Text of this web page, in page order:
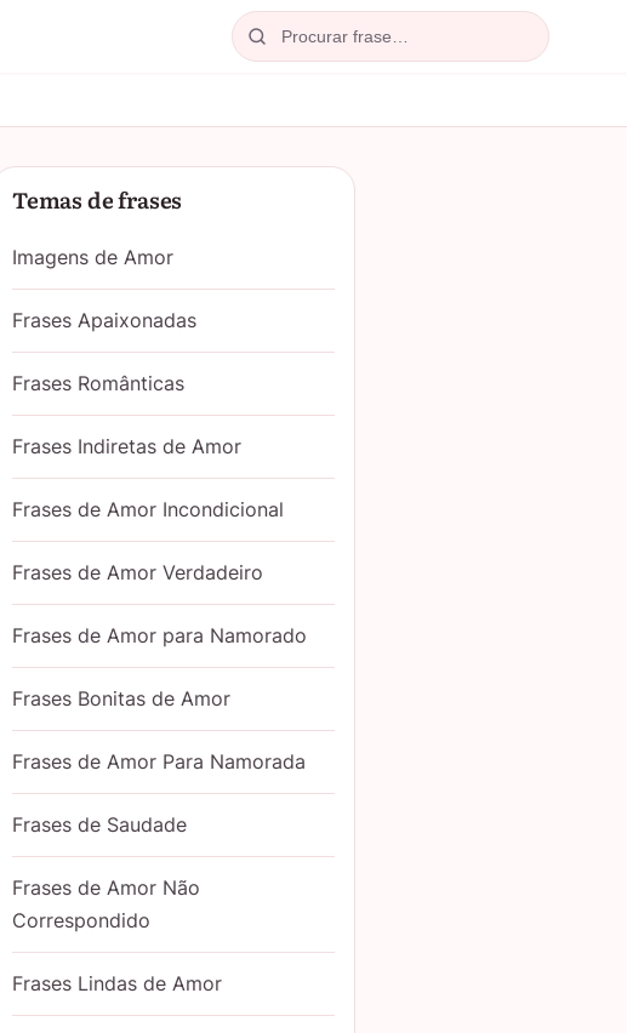
Temas de frases
Imagens de Amor
Frases Apaixonadas
Frases Românticas
Frases Indiretas de Amor
Frases de Amor Incondicional
Frases de Amor Verdadeiro
Frases de Amor para Namorado
Frases Bonitas de Amor
Frases de Amor Para Namorada
Frases de Saudade
Frases de Amor Não
Correspondido
Frases Lindas de Amor